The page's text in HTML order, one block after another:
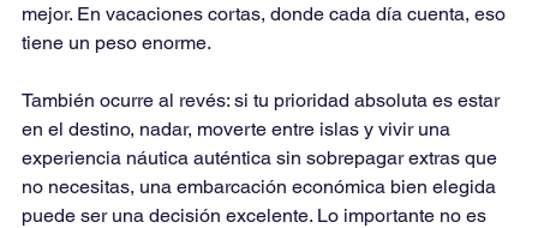
mejor. En vacaciones cortas, donde cada día cuenta, eso
tiene un peso enorme.
También ocurre al revés: si tu prioridad absoluta es estar
en el destino, nadar, moverte entre islas y vivir una
experiencia náutica auténtica sin sobrepagar extras que
no necesitas, una embarcación económica bien elegida
puede ser una decisión excelente. Lo importante no es